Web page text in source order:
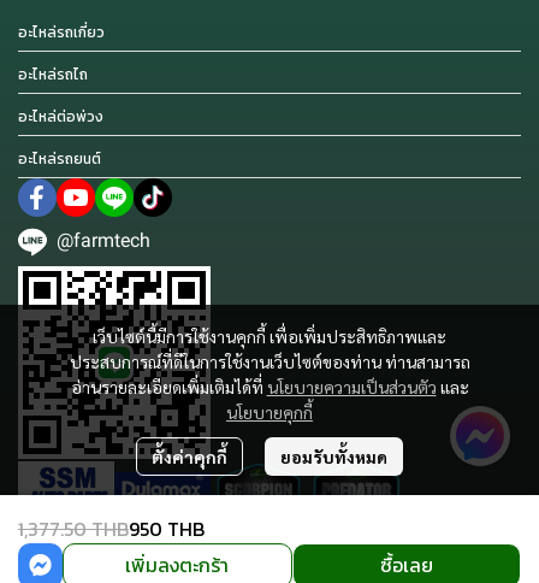
1,377.50 THB950 THB
เพิ่มลงตะกร้า
ซื้อเลย
เว็บไซต์นี้มีการใช้งานคุกกี้ เพื่อเพิ่มประสิทธิภาพและ
ประสบการณ์ที่ดีในการใช้งานเว็บไซต์ของท่าน ท่านสามารถ
อ่านรายละเอียดเพิ่มเติมได้ที่ นโยบายความเป็นส่วนตัว และ
นโยบายคุกกี้
ตั้งค่าคุกกี้ ยอมรับทั้งหมด
อะไหล่รถเกี่ยว
อะไหล่รถไถ
อะไหล่ต่อพ่วง
อะไหล่รถยนต์
@farmtech